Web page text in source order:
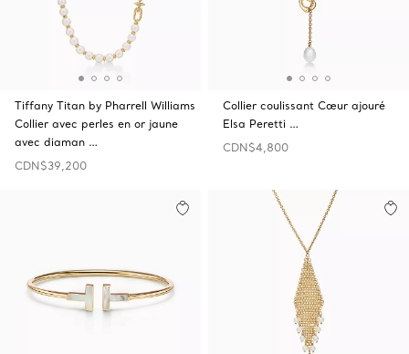
Tiffany Titan by Pharrell Williams
Collier avec perles en or jaune
avec diaman …
CDN$39,200
Collier coulissant Cœur ajouré
Elsa Peretti …
CDN$4,800